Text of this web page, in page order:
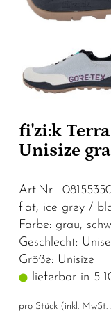
fi'zi:k
Unisize
Art.Nr.
flat, ice grey /
Farbe: grau,
Geschlecht:
Größe: Unisize
lieferbar in 5-
pro Stück (inkl. MwSt.